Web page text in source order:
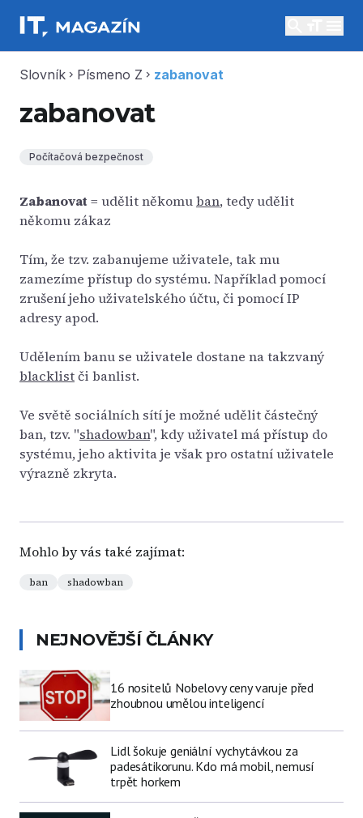
Slovník chevron_right Písmeno Z chevron_right zabanovat
zabanovat
Počítačová bezpečnost
Zabanovat = udělit někomuban, tedy udělit
někomu zákaz
Tím, že tzv. zabanujeme uživatele, tak mu
zamezíme přístup do systému. Například pomocí
zrušení jeho uživatelského účtu, či pomocí IP
adresy apod.
Udělením banu se uživatele dostane na takzvaný
blacklistči banlist.
Ve světě sociálních sítí je možné udělit částečný
ban, tzv. "shadowban", kdy uživatel má přístup do
systému, jeho aktivita je však pro ostatní uživatele
výrazně zkryta.
Mohlo by vás také zajímat:
ban shadowban
NEJNOVĚJŠÍ ČLÁNKY
16 nositelů Nobelovy ceny varuje před
zhoubnou umělou inteligencí
Lidl šokuje geniální vychytávkou za
padesátikorunu. Kdo má mobil, nemusí
trpět horkem